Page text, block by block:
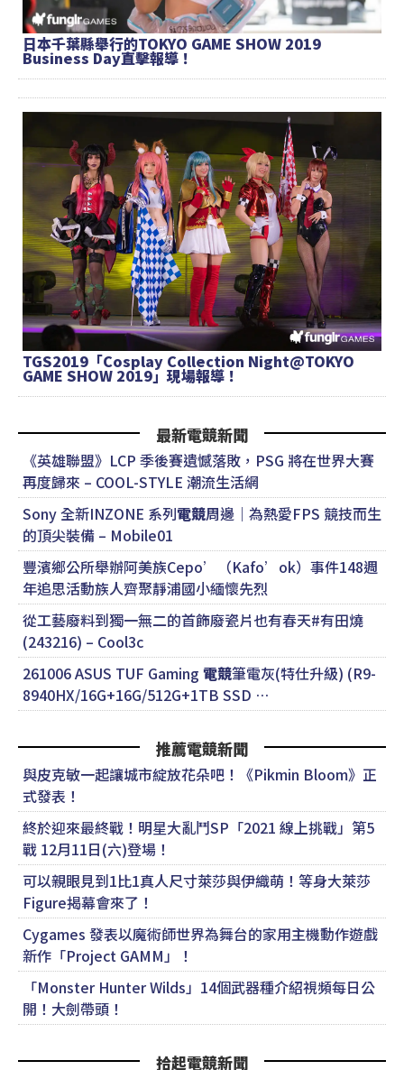
日本千葉縣舉行的TOKYO GAME SHOW 2019
Business Day直擊報導！
TGS2019「Cosplay Collection Night@TOKYO
GAME SHOW 2019」現場報導！
最新電競新聞
《英雄聯盟》LCP 季後賽遺憾落敗，PSG 將在世界大賽
再度歸來 – COOL-STYLE 潮流生活網
Sony 全新INZONE 系列電競周邊｜為熱愛FPS 競技而生
的頂尖裝備 – Mobile01
豐濱鄉公所舉辦阿美族Cepo’（Kafo’ok）事件148週
年追思活動族人齊聚靜浦國小緬懷先烈
從工藝廢料到獨一無二的首飾廢瓷片也有春天#有田燒
(243216) – Cool3c
261006 ASUS TUF Gaming 電競筆電灰(特仕升級) (R9-
8940HX/16G+16G/512G+1TB SSD …
推薦電競新聞
與皮克敏一起讓城市綻放花朵吧！《Pikmin Bloom》正
式發表！
終於迎來最終戰！明星大亂鬥SP「2021 線上挑戰」第5
戰 12月11日(六)登場！
可以親眼見到1比1真人尺寸萊莎與伊織萌！等身大萊莎
Figure揭幕會來了！
Cygames 發表以魔術師世界為舞台的家用主機動作遊戲
新作「Project GAMM」！
「Monster Hunter Wilds」14個武器種介紹視頻每日公
開！大劍帶頭！
拾起電競新聞